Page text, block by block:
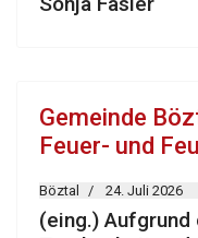
Gemeinde
Feuer- und
Böztal 24. Juli 2026
(eing.) Aufgrund